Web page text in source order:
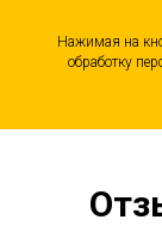
Нажимая на
обработку